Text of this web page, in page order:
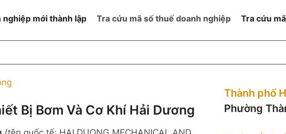
Ngừng hoạt động nhưng chưa
hoàn thành thủ tục đóng MST
nghiệp mới thành lập Tra cứu mã số thuế doanh nghiệp Tra cứu
Bị Bơm Và Cơ Khí Hải Dương
Thành phố
Phường